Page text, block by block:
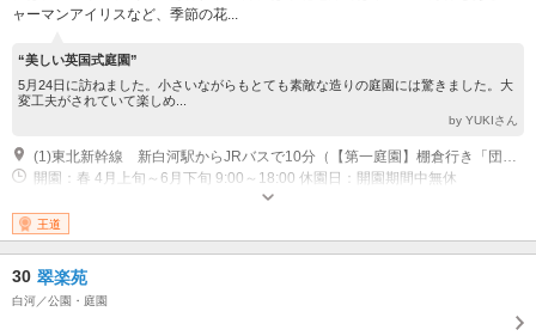
ャーマンアイリスなど、季節の花...
“美しい英国式庭園”
5月24日に訪ねました。小さいながらもとても素敵な造りの庭園には驚きました。大
変工夫がされていて楽しめ...
by YUKIさん
(1)東北新幹線 新白河駅からJRバスで10分（【第一庭園】棚倉行き「団地前」下車徒歩5分）
開園：春 4月上旬～6月下旬 9:00～18:00 休園日：開園期間中無休
王道
30 翠楽苑
白河／公園・庭園